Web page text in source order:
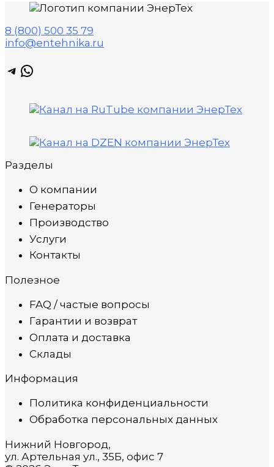
8 (800) 500 35 79
info@entehnika.ru
Telegram
WhatsApp
Разделы
О компании
Генераторы
Производство
Услуги
Контакты
Полезное
FAQ / частые вопросы
Гарантии и возврат
Оплата и доставка
Склады
Информация
Политика конфиденциальности
Обработка персональных данных
Нижний Новгород,
ул. Артельная ул., 35Б, офис 7